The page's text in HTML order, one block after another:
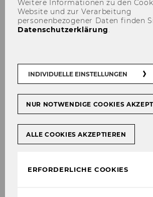
Verleihung der
als Privatdozent
"Völkerrecht,
Ass.Prof. Dr. Erich
248
Bestellung von
deren
Hauptstück § 24
Weitere Informationen zu den
Website und zur Verarbeitung
personenbezogener Daten finden
Datenschutzerklärung.
INDIVIDUELLE EINSTELLUNGEN
NUR NOTWENDIGE COOKIES
ALLE COOKIES AKZEPTIEREN
ERFORDERLICHE COOKIES